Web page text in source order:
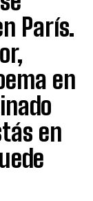
París.
en
en